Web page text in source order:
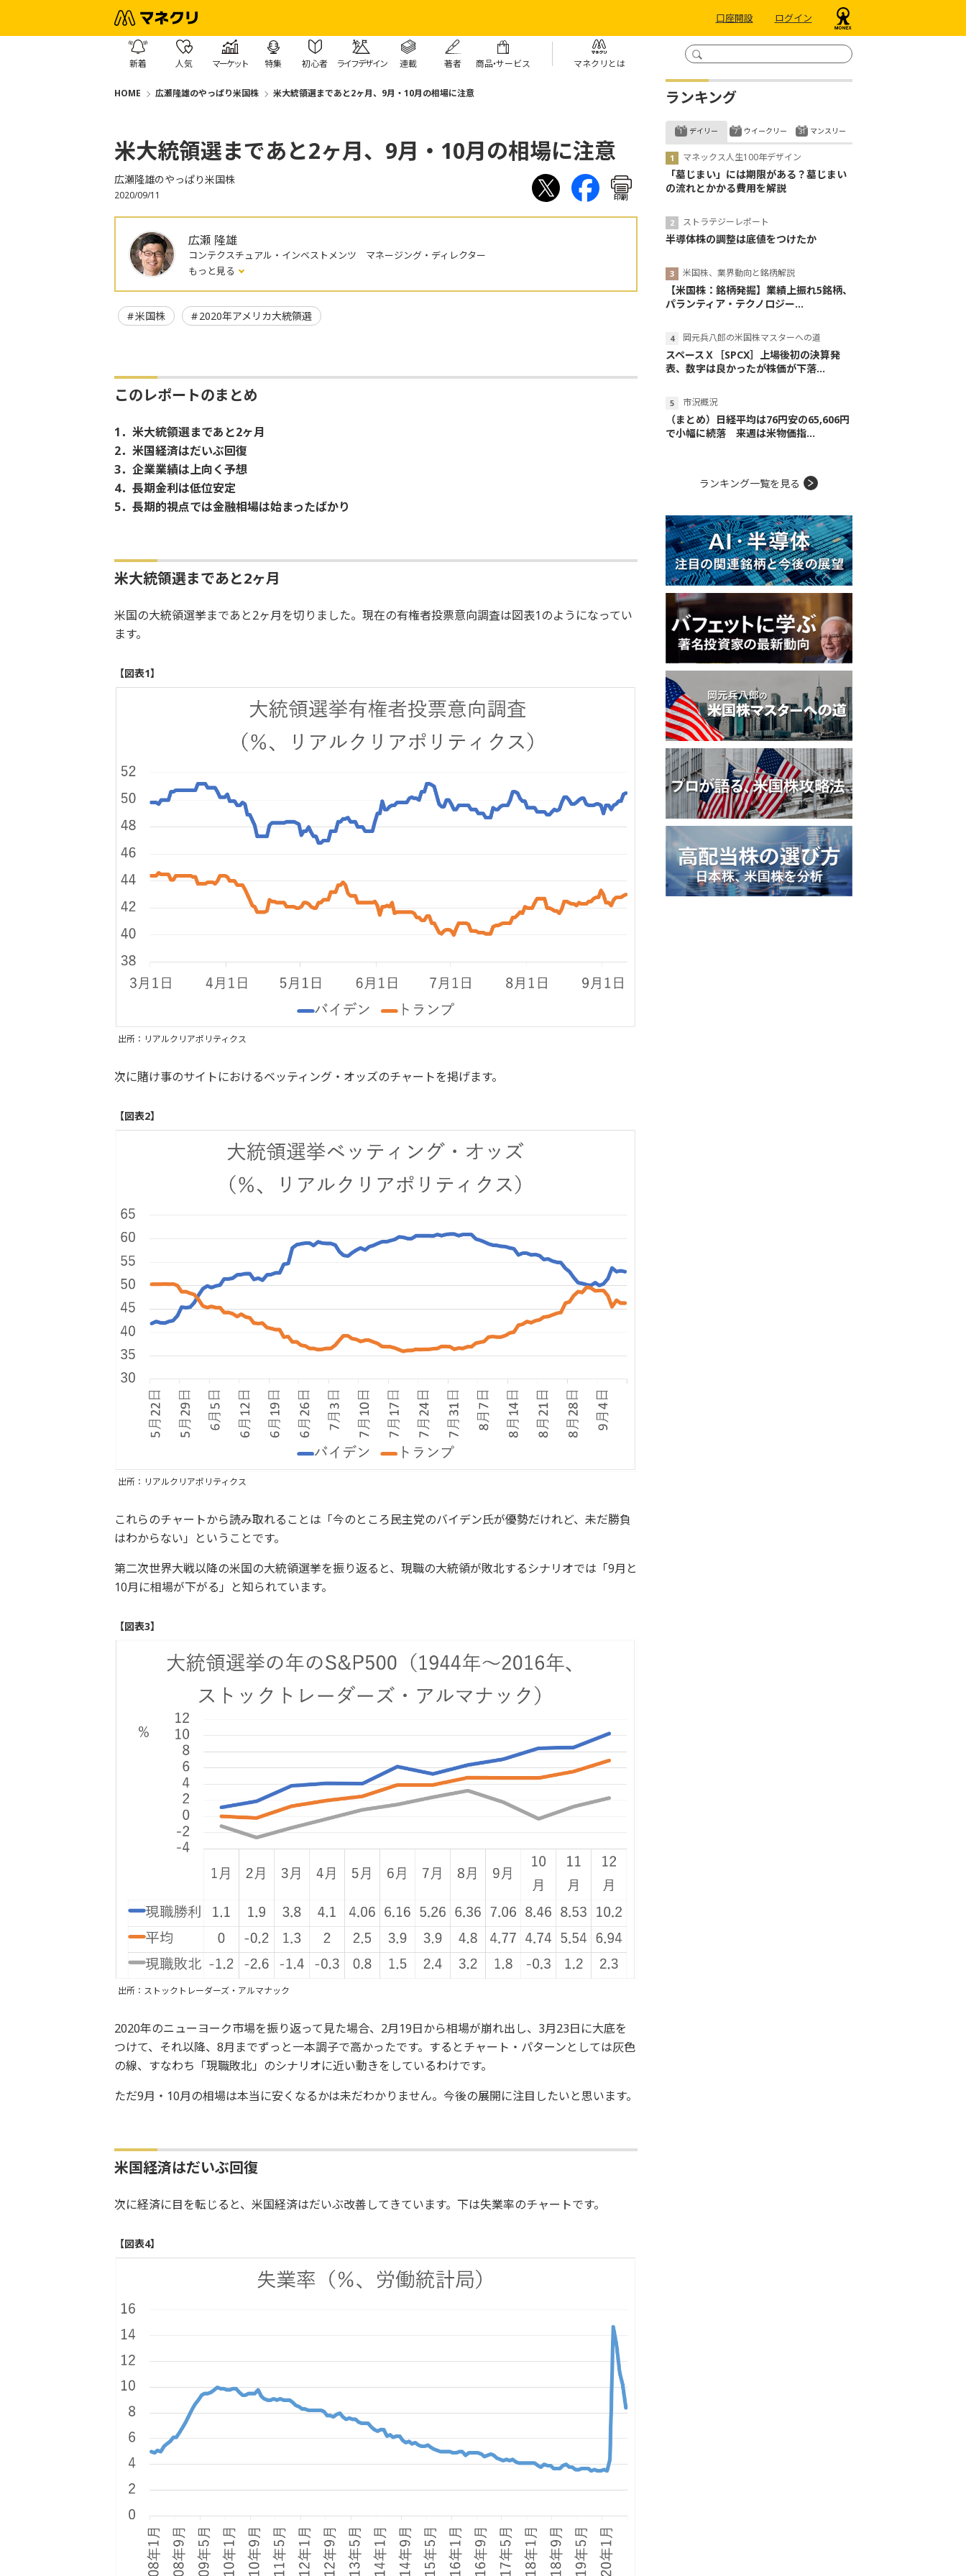
口座開設 ログイン
新着 人気 マーケット 特集 初心者 ライフデザイン 連載 著者 商品・サービス マネクリとは
HOME 広瀬隆雄のやっぱり米国株 米大統領選まであと2ヶ月、9月・10月の相場に注意
米大統領選まであと2ヶ月、9月・10月の相場に注意
広瀬隆雄のやっぱり米国株
2020/09/11 印刷
広瀬 隆雄
コンテクスチュアル・インベストメンツ マネージング・ディレクター
もっと見る
米国株 2020年アメリカ大統領選
このレポートのまとめ
1．米大統領選まであと2ヶ月
2．米国経済はだいぶ回復
3．企業業績は上向く予想
4．長期金利は低位安定
5．長期的視点では金融相場は始まったばかり
米大統領選まであと2ヶ月
米国の大統領選挙まであと2ヶ月を切りました。現在の有権者投票意向調査は図表1のようになってい
ます。
【図表1】
出所：リアルクリアポリティクス
次に賭け事のサイトにおけるベッティング・オッズのチャートを掲げます。
【図表2】
出所：リアルクリアポリティクス
これらのチャートから読み取れることは「今のところ民主党のバイデン氏が優勢だけれど、未だ勝負
はわからない」ということです。
第二次世界大戦以降の米国の大統領選挙を振り返ると、現職の大統領が敗北するシナリオでは「9月と
10月に相場が下がる」と知られています。
【図表3】
出所：ストックトレーダーズ・アルマナック
2020年のニューヨーク市場を振り返って見た場合、2月19日から相場が崩れ出し、3月23日に大底を
つけて、それ以降、8月までずっと一本調子で高かったです。するとチャート・パターンとしては灰色
の線、すなわち「現職敗北」のシナリオに近い動きをしているわけです。
ただ9月・10月の相場は本当に安くなるかは未だわかりません。今後の展開に注目したいと思います。
米国経済はだいぶ回復
次に経済に目を転じると、米国経済はだいぶ改善してきています。下は失業率のチャートです。
【図表4】
ランキング
デイリー
マネックス人生100年デザイン
「墓じまい」には期限がある？墓じまい
の流れとかかる費用を解説
ストラテジーレポート
半導体株の調整は底値をつけたか
米国株、業界動向と銘柄解説
【米国株：銘柄発掘】業績上振れ5銘柄、
パランティア・テクノロジー...
岡元兵八郎の米国株マスターへの道
スペースＸ［SPCX］上場後初の決算発
表、数字は良かったが株価が下落...
市況概況
（まとめ）日経平均は76円安の65,606円
で小幅に続落 来週は米物価指...
ウイークリー マンスリー
ランキング一覧を見る